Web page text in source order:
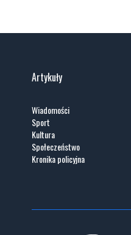
Artykuły
Wiadomości
Sport
Kultura
Społeczeństwo
Kronika policyjna